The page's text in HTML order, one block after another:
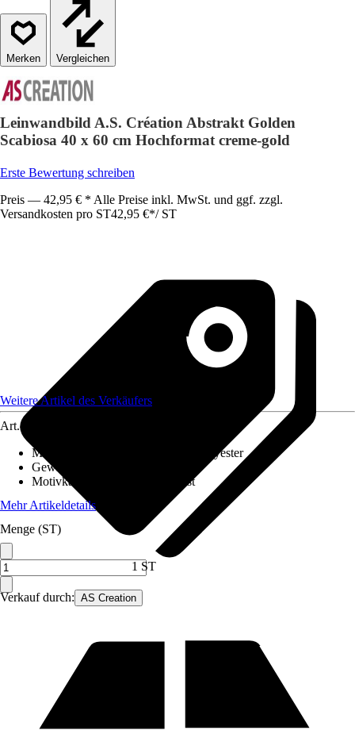
Vergleichen
Leinwandbild A.S. Création Abstrakt Golden
Scabiosa 40 x 60 cm Hochformat creme-gold
Erste Bewertung schreiben
Preis — 42,95 € * Alle Preise inkl. MwSt. und ggf. zzgl.
Versandkosten pro ST42,95 €*/ ST
Verkauf durch: AS Creation
Weitere Artikel des Verkäufers
Art.-Nr.
Material Leinwand
Baumwolle, Polyester
Gewicht
Motivkategorie
Abstrakte Kunst
Mehr Artikeldetails
Menge (ST)
1 ST